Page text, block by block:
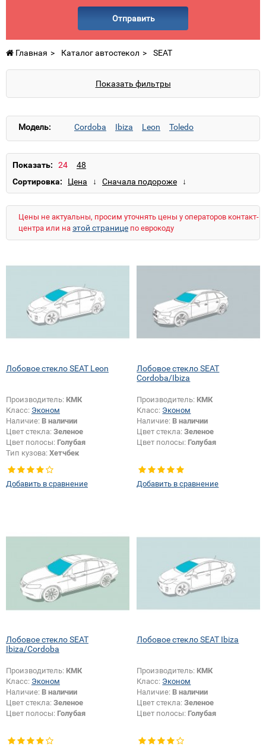
Отправить
Главная Каталог автостекол SEAT
Показать фильтры
Модель: Cordoba Ibiza Leon Toledo
Показать:
Сортировка:
Цены не актуальны, просим уточнять цены у операторов контакт-
центра или на этой странице по еврокоду
Лобовое стекло SEAT Leon
Производитель: КМК
Класс: Эконом
Наличие: В наличии
Цвет стекла: Зеленое
Цвет полосы: Голубая
Тип кузова: Хетчбек
Добавить в сравнение
Лобовое стекло SEAT
Cordoba/Ibiza
Производитель: КМК
Класс: Эконом
Наличие: В наличии
Цвет стекла:Зеленое
Цвет полосы: Голубая
Добавить в сравнение
Лобовое стекло SEAT
Ibiza/Cordoba
Производитель: КМК
Класс: Эконом
Наличие: В наличии
Цвет стекла: Зеленое
Цвет полосы: Голубая
Лобовое стекло SEAT Ibiza
Производитель: КМК
Класс: Эконом
Наличие: В наличии
Цвет стекла:Зеленое
Цвет полосы: Голубая